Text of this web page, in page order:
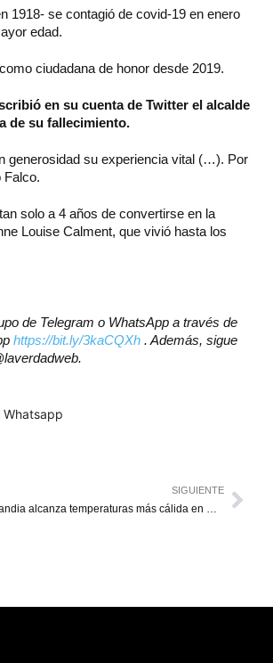
1918- se contagió de covid-19 en enero
edad.
ciudadana de honor desde 2019.
en su cuenta de Twitter el alcalde
de su fallecimiento.
generosidad su experiencia vital (…). Por
Falco.
solo a 4 años de convertirse en la
Louise Calment, que vivió hasta los
de Telegram o WhatsApp a través de
https://bit.ly/3kaCQXh . Además, sigue
Whatsapp
SIGUIENTE
Hielo de Groenlandia alcanza temperaturas más cálida en mil años